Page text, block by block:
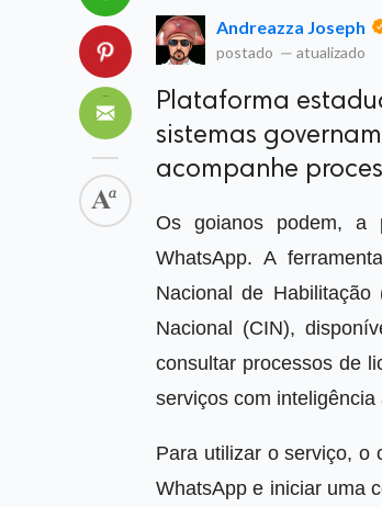
Andreazza Joseph
postado — atualizado
Plataforma
sistemas
acompanhe
Os goianos podem, a
WhatsApp. A
Nacional de
Nacional (CIN),
consultar processos de
serviços com
Para utilizar o serviço, o
WhatsApp e iniciar uma